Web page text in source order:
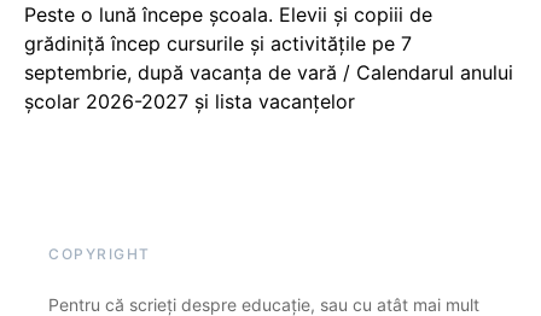
Peste o lună începe școala. Elevii și copiii de
grădiniță încep cursurile și activitățile pe 7
septembrie, după vacanța de vară / Calendarul anului
școlar 2026-2027 și lista vacanțelor
COPYRIGHT
Pentru că scrieți despre educație, sau cu atât mai mult